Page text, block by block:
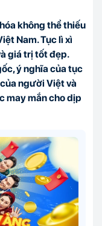
không thể thiếu
Nam. Tục lì xì
giá trị tốt đẹp.
ý nghĩa của tục
người Việt và
may mắn cho dịp